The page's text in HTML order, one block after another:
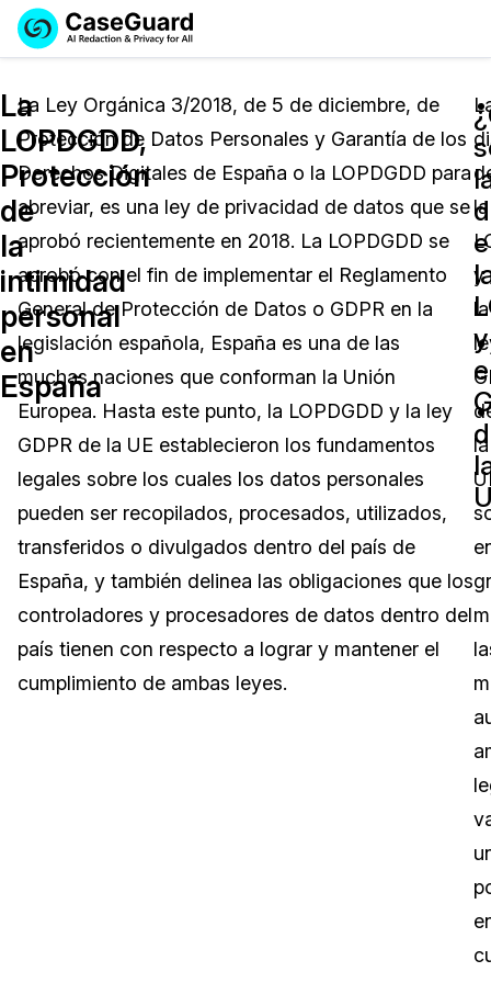
Licencia de CaseGuard Studio
Precios de Redacción a Pedido
Soluciones
Redacción de vídeos
Redacción de documentos
Redacción de audio
Redacción de imágenes
Transcripción y Traducción
Industrias
Cuerpos Policiales
Transportación
Educación
El Gobierno
Sector Jurídico
Servicios Financieros
Medios de Comunicación y
Precios
Recursos
Artículos
Casos Practicos
Centro de Ayuda
Videoteca
Recomendaciones
Sobre nosotros
Eventos
Demo
English
Español
La
LOPDGDD,
Protección
de
la
intimidad
personal
en
España
La Ley Orgánica 3/2018, de 5 de diciembre, de
Protección de Datos Personales y Garantía de los
Derechos Digitales de España o la LOPDGDD para
abreviar, es una ley de privacidad de datos que se
aprobó recientemente en 2018. La LOPDGDD se
aprobó con el fin de implementar el Reglamento
General de Protección de Datos o GDPR en la
legislación española, España es una de las
muchas naciones que conforman la Unión
Europea. Hasta este punto, la LOPDGDD y la ley
GDPR de la UE establecieron los fundamentos
legales sobre los cuales los datos personales
pueden ser recopilados, procesados, utilizados,
transferidos o divulgados dentro del país de
España, y también delinea las obligaciones que los
controladores y procesadores de datos dentro del
país tienen con respecto a lograr y mantener el
cumplimiento de ambas leyes.
y
la
y
la
la